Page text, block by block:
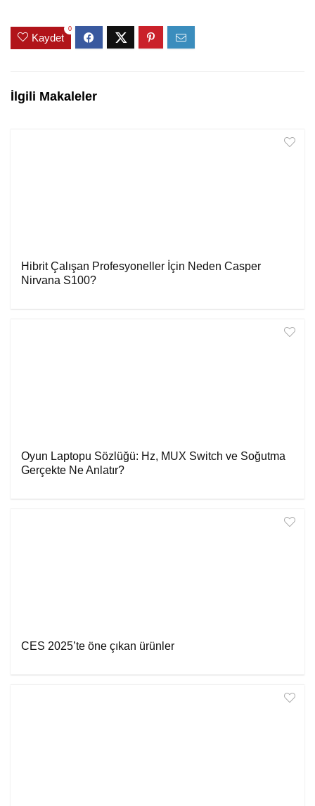
Kaydet
0
İlgili Makaleler
Hibrit Çalışan Profesyoneller İçin Neden Casper
Nirvana S100?
Oyun Laptopu Sözlüğü: Hz, MUX Switch ve Soğutma
Gerçekte Ne Anlatır?
CES 2025’te öne çıkan ürünler